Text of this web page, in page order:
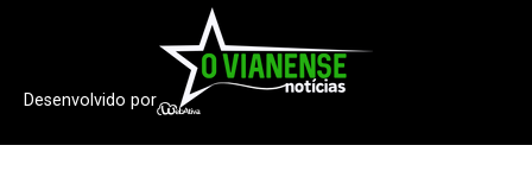
Desenvolvido por